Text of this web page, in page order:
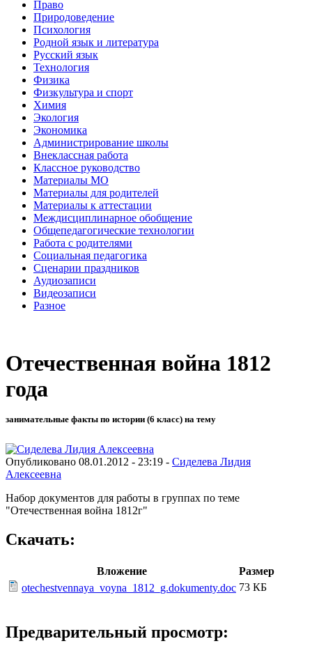
Право
Природоведение
Психология
Родной язык и литература
Русский язык
Технология
Физика
Физкультура и спорт
Химия
Экология
Экономика
Администрирование школы
Внеклассная работа
Классное руководство
Материалы МО
Материалы для родителей
Материалы к аттестации
Междисциплинарное обобщение
Общепедагогические технологии
Работа с родителями
Социальная педагогика
Сценарии праздников
Аудиозаписи
Видеозаписи
Разное
Отечественная война 1812
года
занимательные факты по истории (6 класс) на тему
Опубликовано 08.01.2012 - 23:19 - Сиделева Лидия
Алексеевна
Набор документов для работы в группах по теме
"Отечественная война 1812г"
Скачать:
Вложение
Размер
otechestvennaya_voyna_1812_g.dokumenty.doc 73 КБ
Предварительный просмотр: